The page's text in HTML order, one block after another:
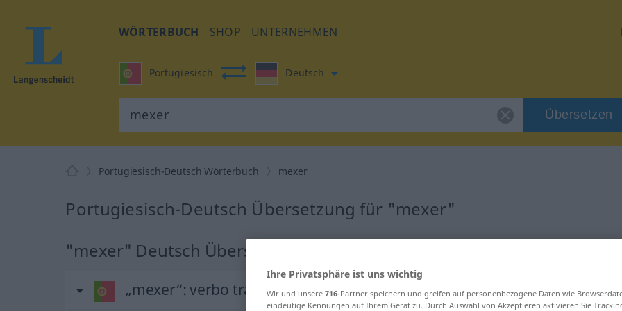
WÖRTERBUCH SHOP UNTERNEHMEN
Portugiesisch Deutsch
Übersetzen
Portugiesisch-Deutsch Wörterbuch mexer
Portugiesisch-Deutsch Übersetzung für "mexer"
"mexer" Deutsch Übersetzung
„mexer“: verbo transitivo
Ihre Privatsphäre ist uns wichtig
Wir und unsere 716-Partner speichern und greifen auf personenbezogene Daten wie
eindeutige Kennungen auf Ihrem Gerät zu. Durch Auswahl von Akzeptieren aktivieren Sie